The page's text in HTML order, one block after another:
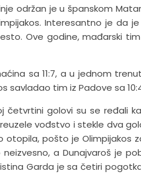
održan je u španskom
Interesantno je da
Ove godine, mađarski
sa 11:7, a u jednom
savladao tim iz Padove sa
četvrtini golovi su se ređali
vođstvo i stekle dva
otopila, pošto je
a Dunajvaroš je
Garda je sa četiri